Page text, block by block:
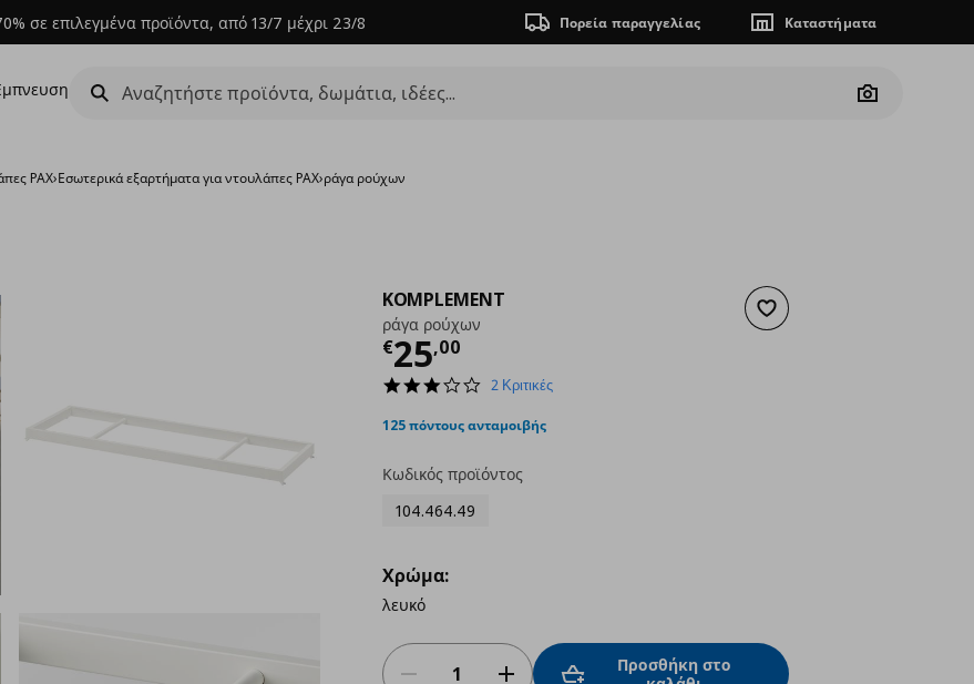
σε επιλεγμένα προϊόντα, από 13/7 μέχρι 23/8 Πορεία παραγγελίας Καταστήματα
Camera
PAX›Εσωτερικά εξαρτήματα για ντουλάπες PAX›ράγα ρούχων
Προσθήκη στα αγαπημένα
KOMPLEMENT
ράγα ρούχων
€25,00
Τρέχουσα τιμή
3.0
rating
2 Κριτικές
125 πόντους ανταμοιβής
Κωδικός προϊόντος
104.464.49
Χρώμα:
λευκό
Προσθήκη στο